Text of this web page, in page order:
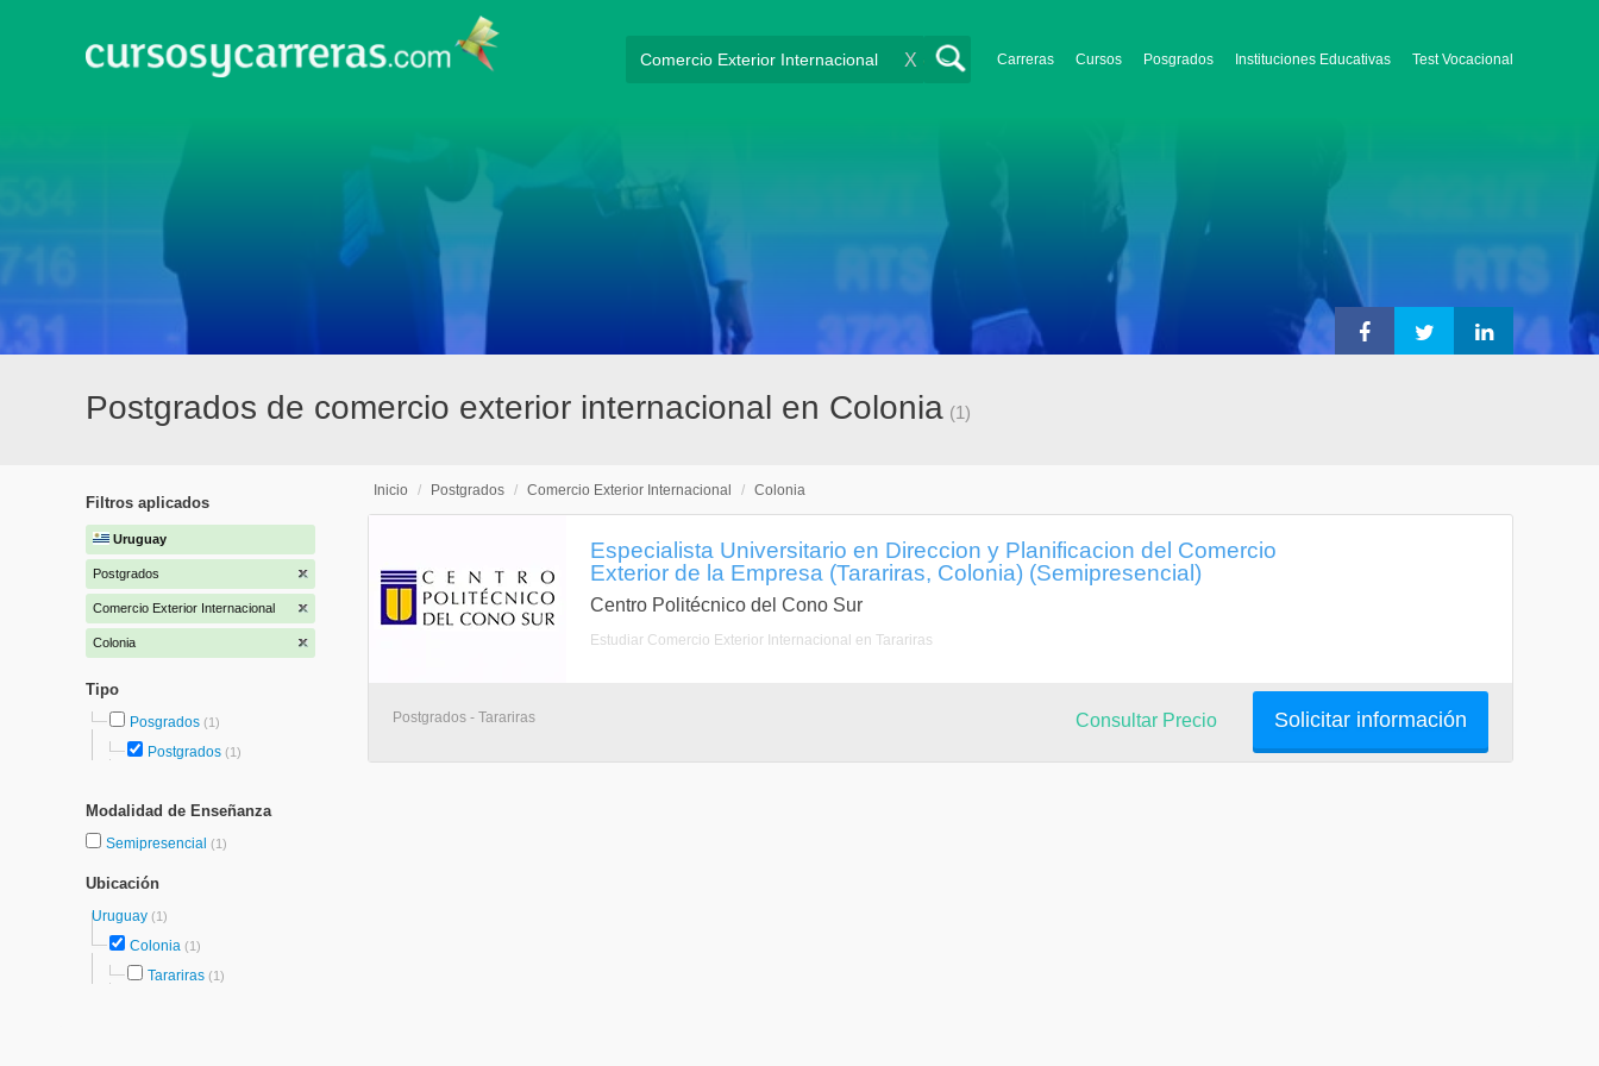
Carreras Cursos Posgrados Instituciones Educativas Test Vocacional
X
Postgrados de comercio exterior internacional en Colonia (1)
Filtros aplicados
Uruguay
Postgrados
Comercio Exterior Internacional
Colonia
Tipo
Posgrados (1)
Postgrados (1)
Modalidad de Enseñanza
Semipresencial (1)
Ubicación
Uruguay (1)
Colonia (1)
Tarariras (1)
Inicio / Postgrados / Comercio Exterior Internacional / Colonia
Especialista Universitario en Direccion y Planificacion del Comercio
Exterior de la Empresa (Tarariras, Colonia) (Semipresencial)
Centro Politécnico del Cono Sur
Estudiar Comercio Exterior Internacional en Tarariras
Postgrados - Tarariras Solicitar información
Consultar Precio